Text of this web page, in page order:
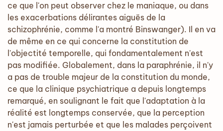
ce que l'on peut observer chez le maniaque, ou dans
les exacerbations délirantes aiguës de la
schizophrénie, comme l'a montré Binswanger). Il en va
de même en ce qui concerne la constitution de
l'objectité temporelle, qui fondamentalement n'est
pas modifiée. Globalement, dans la paraphrénie, il n'y
a pas de trouble majeur de la constitution du monde,
ce que la clinique psychiatrique a depuis longtemps
remarqué, en soulignant le fait que l'adaptation à la
réalité est longtemps conservée, que la perception
n'est jamais perturbée et que les malades perçoivent